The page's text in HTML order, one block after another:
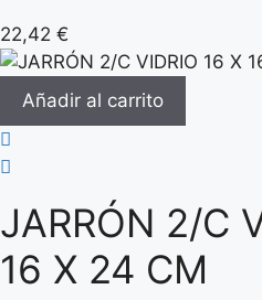
22,42 €
Añadir al carrito
JARRÓN 2/C
16 X 24 CM